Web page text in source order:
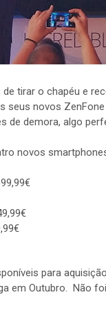
tirar o chapéu e
seus novos
de demora, algo
novos
para
em Outubro. Não